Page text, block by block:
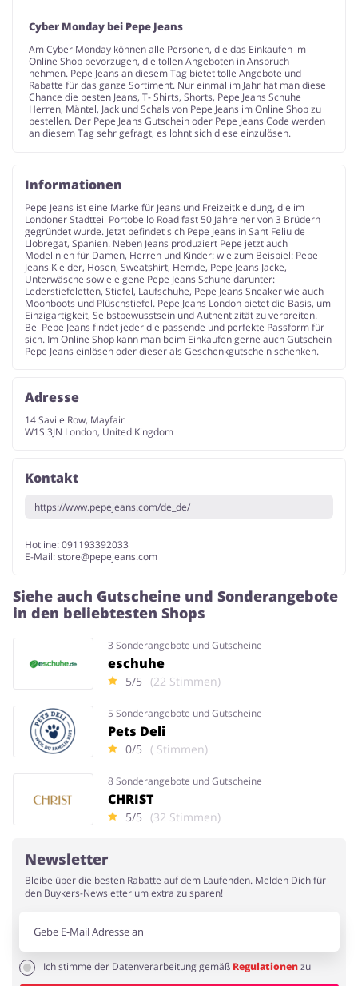
Cyber Monday bei Pepe Jeans
Am Cyber Monday können alle Personen, die das Einkaufen im
Online Shop bevorzugen, die tollen Angeboten in Anspruch
nehmen. Pepe Jeans an diesem Tag bietet tolle Angebote und
Rabatte für das ganze Sortiment. Nur einmal im Jahr hat man diese
Chance die besten Jeans, T- Shirts, Shorts, Pepe Jeans Schuhe
Herren, Mäntel, Jack und Schals von Pepe Jeans im Online Shop zu
bestellen. Der Pepe Jeans Gutschein oder Pepe Jeans Code werden
an diesem Tag sehr gefragt, es lohnt sich diese einzulösen.
Informationen
Pepe Jeans ist eine Marke für Jeans und Freizeitkleidung, die im
Londoner Stadtteil Portobello Road fast 50 Jahre her von 3 Brüdern
gegründet wurde. Jetzt befindet sich Pepe Jeans in Sant Feliu de
Llobregat, Spanien. Neben Jeans produziert Pepe jetzt auch
Modelinien für Damen, Herren und Kinder: wie zum Beispiel: Pepe
Jeans Kleider, Hosen, Sweatshirt, Hemde, Pepe Jeans Jacke,
Unterwäsche sowie eigene Pepe Jeans Schuhe darunter:
Lederstiefeletten, Stiefel, Laufschuhe, Pepe Jeans Sneaker wie auch
Moonboots und Plüschstiefel. Pepe Jeans London bietet die Basis, um
Einzigartigkeit, Selbstbewusstsein und Authentizität zu verbreiten.
Bei Pepe Jeans findet jeder die passende und perfekte Passform für
sich. Im Online Shop kann man beim Einkaufen gerne auch Gutschein
Pepe Jeans einlösen oder dieser als Geschenkgutschein schenken.
Adresse
14 Savile Row, Mayfair
W1S 3JN London, United Kingdom
Kontakt
https://www.pepejeans.com/de_de/
Hotline: 091193392033
E-Mail:store@pepejeans.com
Siehe auch Gutscheine und Sonderangebote
in den beliebtesten Shops
3 Sonderangebote und Gutscheine
eschuhe
5/5 (22 Stimmen)
5 Sonderangebote und Gutscheine
Pets Deli
0/5 ( Stimmen)
8 Sonderangebote und Gutscheine
CHRIST
5/5 (32 Stimmen)
Newsletter
Bleibe über die besten Rabatte auf dem Laufenden. Melden Dich für
den Buykers-Newsletter um extra zu sparen!
Ich stimme der Datenverarbeitung gemäß Regulationenzu